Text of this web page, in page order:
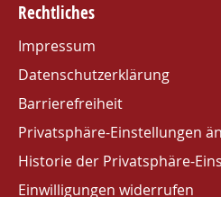
Rechtliches
Impressum
Datenschutzerklärung
Barrierefreiheit
Privatsphäre-Einstellungen
Historie der Privatsphäre-
Einwilligungen widerrufen